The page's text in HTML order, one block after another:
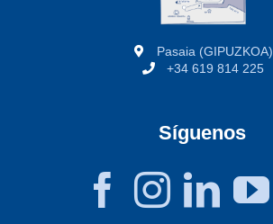
Pasaia (GIPUZKOA)
+34 619 814 225
Síguenos